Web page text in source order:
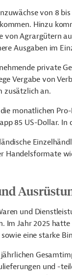
von 8
Hinzu
von Agrargütern
Ausgaben im
private
Vergabe von
zusätzlich an.
monatlichen
85 US-Dollar.
Handelsformate
und
Im Jahr 2025
eine starke
und -